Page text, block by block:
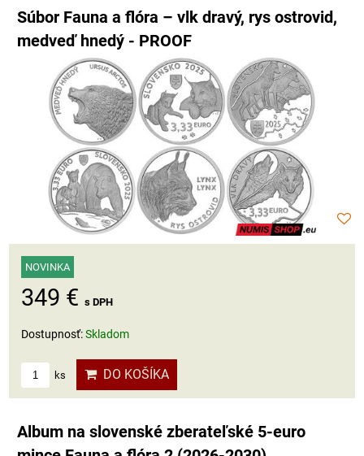
Súbor Fauna a flóra – vlk dravý, rys ostrovid,
medveď hnedý - PROOF
NOVINKA
349 € s DPH
Dostupnosť:Skladom
ks DO KOŠÍKA
Album na slovenské zberateľské 5-euro